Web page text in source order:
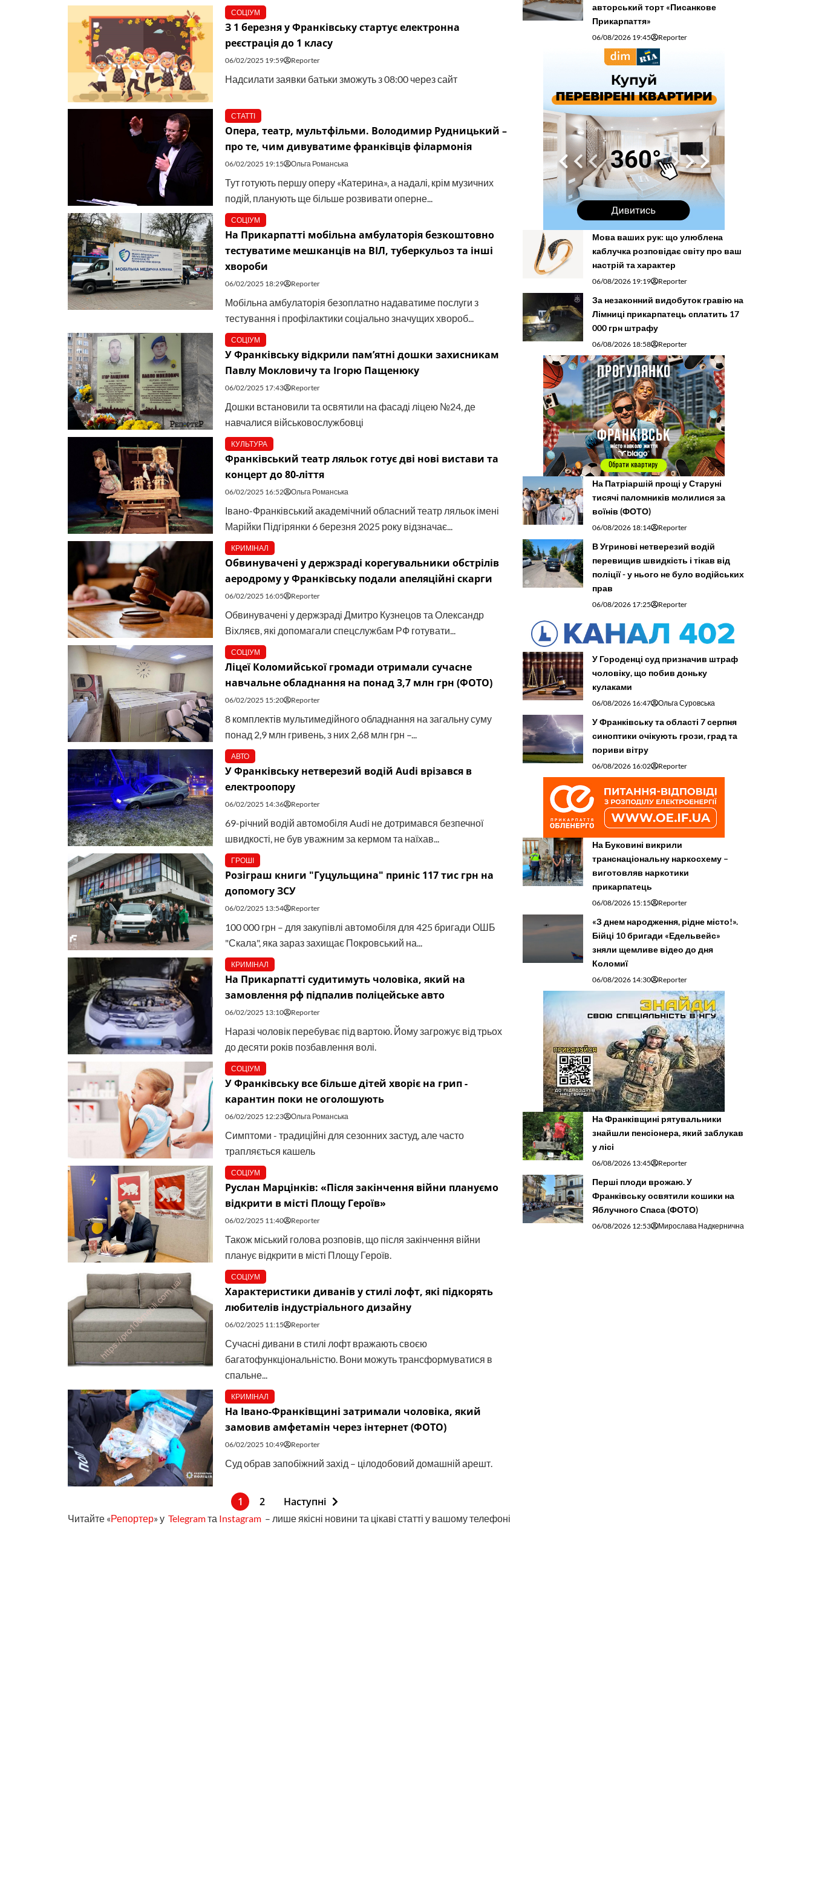
СОЦІУМ
З 1 березня у Франківську стартує електронна
реєстрація до 1 класу
06/02/2025 19:59 Reporter
Надсилати заявки батьки зможуть з 08:00 через сайт
СТАТТІ
Опера, театр, мультфільми. Володимир Рудницький –
про те, чим дивуватиме франківців філармонія
06/02/2025 19:15 Ольга Романська
Тут готують першу оперу «Катерина», а надалі, крім музичних
подій, планують ще більше розвивати оперне...
СОЦІУМ
На Прикарпатті мобільна амбулаторія безкоштовно
тестуватиме мешканців на ВІЛ, туберкульоз та інші
хвороби
06/02/2025 18:29 Reporter
Мобільна амбулаторія безоплатно надаватиме послуги з
тестування і профілактики соціально значущих хвороб...
СОЦІУМ
У Франківську відкрили памʼятні дошки захисникам
Павлу Мокловичу та Ігорю Пащенюку
06/02/2025 17:43 Reporter
Дошки встановили та освятили на фасаді ліцею №24, де
навчалися військовослужбовці
КУЛЬТУРА
Франківський театр ляльок готує дві нові вистави та
концерт до 80-ліття
06/02/2025 16:52 Ольга Романська
Івано-Франківський академічний обласний театр ляльок імені
Марійки Підгірянки 6 березня 2025 року відзначає...
КРИМІНАЛ
Обвинувачені у держзраді корегувальники обстрілів
аеродрому у Франківську подали апеляційні скарги
06/02/2025 16:05 Reporter
Обвинувачені у держзраді Дмитро Кузнецов та Олександр
Віхляєв, які допомагали спецслужбам РФ готувати...
СОЦІУМ
Ліцеї Коломийської громади отримали сучасне
навчальне обладнання на понад 3,7 млн грн (ФОТО)
06/02/2025 15:20 Reporter
8 комплектів мультимедійного обладнання на загальну суму
понад 2,9 млн гривень, з них 2,68 млн грн –...
АВТО
У Франківську нетверезий водій Audi врізався в
електроопору
06/02/2025 14:36 Reporter
69-річний водій автомобіля Audi не дотримався безпечної
швидкості, не був уважним за кермом та наїхав...
ГРОШІ
Розіграш книги "Гуцульщина" приніс 117 тис грн на
допомогу ЗСУ
06/02/2025 13:54 Reporter
100 000 грн – для закупівлі автомобіля для 425 бригади ОШБ
"Скала", яка зараз захищає Покровський на...
КРИМІНАЛ
На Прикарпатті судитимуть чоловіка, який на
замовлення рф підпалив поліцейське авто
06/02/2025 13:10 Reporter
Наразі чоловік перебуває під вартою. Йому загрожує від трьох
до десяти років позбавлення волі.
СОЦІУМ
У Франківську все більше дітей хворіє на грип -
карантин поки не оголошують
06/02/2025 12:23 Ольга Романська
Симптоми - традиційні для сезонних застуд, але часто
трапляється кашель
СОЦІУМ
Руслан Марцінків: «Після закінчення війни плануємо
відкрити в місті Площу Героїв»
06/02/2025 11:40 Reporter
Також міський голова розповів, що після закінчення війни
планує відкрити в місті Площу Героїв.
СОЦІУМ
Характеристики диванів у стилі лофт, які підкорять
любителів індустріального дизайну
06/02/2025 11:15 Reporter
Сучасні дивани в стилі лофт вражають своєю
багатофункціональністю. Вони можуть трансформуватися в
спальне...
КРИМІНАЛ
На Івано-Франківщині затримали чоловіка, який
замовив амфетамін через інтернет (ФОТО)
06/02/2025 10:49 Reporter
Суд обрав запобіжний захід – цілодобовий домашній арешт.
1 2 Наступні
Читайте «Репортер» у Telegramта Instagram – лише якісні новини та цікаві статті у вашому телефоні
авторський торт «Писанкове
Прикарпаття»
06/08/2026 19:45 Reporter
Мова ваших рук: що улюблена
каблучка розповідає світу про ваш
настрій та характер
06/08/2026 19:19 Reporter
За незаконний видобуток гравію на
Лімниці прикарпатець сплатить 17
000 грн штрафу
06/08/2026 18:58 Reporter
На Патріаршій прощі у Старуні
тисячі паломників молилися за
воїнів (ФОТО)
06/08/2026 18:14 Reporter
В Угринові нетверезий водій
перевищив швидкість і тікав від
поліції - у нього не було водійських
прав
06/08/2026 17:25 Reporter
У Городенці суд призначив штраф
чоловіку, що побив доньку
кулаками
06/08/2026 16:47 Ольга Суровська
У Франківську та області 7 серпня
синоптики очікують грози, град та
пориви вітру
06/08/2026 16:02 Reporter
На Буковині викрили
транснаціональну наркосхему –
виготовляв наркотики
прикарпатець
06/08/2026 15:15 Reporter
«З днем народження, рідне місто!».
Бійці 10 бригади «Едельвейс»
зняли щемливе відео до дня
Коломиї
06/08/2026 14:30 Reporter
На Франківщині рятувальники
знайшли пенсіонера, який заблукав
у лісі
06/08/2026 13:45 Reporter
Перші плоди врожаю. У
Франківську освятили кошики на
Яблучного Спаса (ФОТО)
06/08/2026 12:53 Мирослава Надкернична